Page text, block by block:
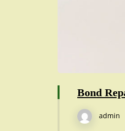
Bond
admin